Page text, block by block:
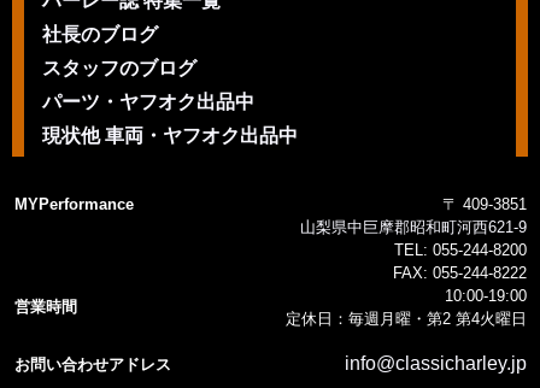
社長のブログ
スタッフのブログ
パーツ・ヤフオク出品中
現状他 車両・ヤフオク出品中
MYPerformance
〒 409-3851
山梨県中巨摩郡昭和町河西621-9
TEL: 055-244-8200
FAX: 055-244-8222
営業時間
10:00-19:00
定休日：毎週月曜・第2 第4火曜日
お問い合わせアドレス info@classicharley.jp